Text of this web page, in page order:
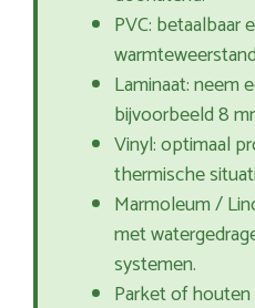
PVC: betaalbaar
Laminaat: neem
bijvoorbeeld 8
Vinyl: optimaal
thermische
Marmoleum /
met
systemen.
Parket of